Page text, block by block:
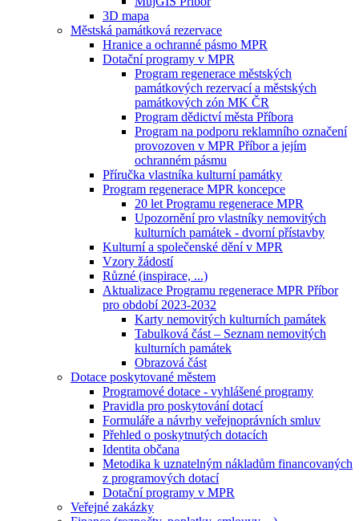
3D mapa
Městská památková rezervace
Hranice a ochranné pásmo MPR
Dotační programy v MPR
Program regenerace městských
památkových rezervací a městských
památkových zón MK ČR
Program dědictví města Příbora
Program na podporu reklamního označení
provozoven v MPR Příbor a jejím
ochranném pásmu
Příručka vlastníka kulturní památky
Program regenerace MPR koncepce
20 let Programu regenerace MPR
Upozornění pro vlastníky nemovitých
kulturních památek - dvorní přístavby
Kulturní a společenské dění v MPR
Vzory žádostí
Různé (inspirace, ...)
Aktualizace Programu regenerace MPR Příbor
pro období 2023-2032
Karty nemovitých kulturních památek
Tabulková část – Seznam nemovitých
kulturních památek
Obrazová část
Dotace poskytované městem
Programové dotace - vyhlášené programy
Pravidla pro poskytování dotací
Formuláře a návrhy veřejnoprávních smluv
Přehled o poskytnutých dotacích
Identita občana
Metodika k uznatelným nákladům financovaných
z programových dotací
Dotační programy v MPR
Veřejné zakázky